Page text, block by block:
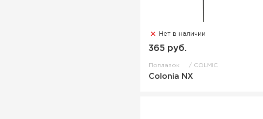
Нет в наличии
365 руб.
Поплавок COLMIC
Colonia NX